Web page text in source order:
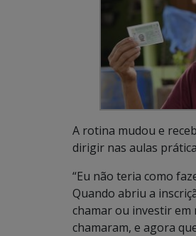
A rotina mudou e
dirigir nas aulas
“Eu não teria como
Quando abriu a
chamar ou investir em
chamaram, e agora